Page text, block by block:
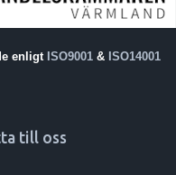
enligt ISO9001 & ISO14001
till oss